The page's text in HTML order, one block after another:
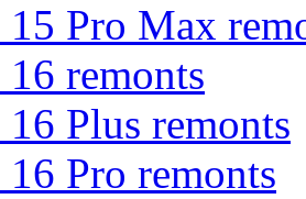
15 Pro Max
remonts
Plus remonts
Pro remonts